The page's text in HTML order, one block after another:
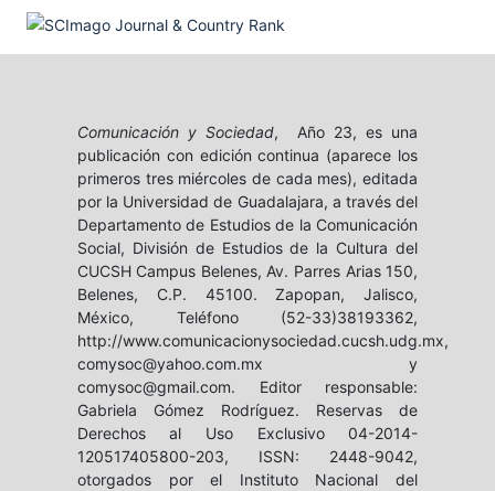
Comunicación y Sociedad, Año 23, es una
publicación con edición continua (aparece los
primeros tres miércoles de cada mes), editada
por la Universidad de Guadalajara, a través del
Departamento de Estudios de la Comunicación
Social, División de Estudios de la Cultura del
CUCSH Campus Belenes, Av. Parres Arias 150,
Belenes, C.P. 45100. Zapopan, Jalisco,
México, Teléfono (52-33)38193362,
http://www.comunicacionysociedad.cucsh.udg.mx,
comysoc@yahoo.com.mx y
comysoc@gmail.com. Editor responsable:
Gabriela Gómez Rodríguez. Reservas de
Derechos al Uso Exclusivo 04-2014-
120517405800-203, ISSN: 2448-9042,
otorgados por el Instituto Nacional del